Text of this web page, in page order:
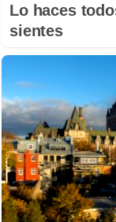
Lo haces
sientes